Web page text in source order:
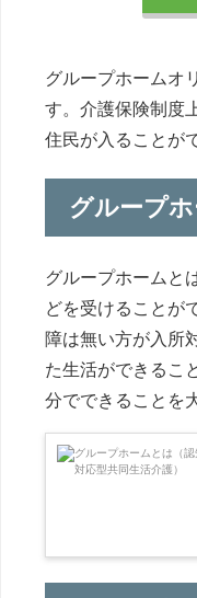
グループホームオ
す。介護保険制度
住民が入ることが
グループ
グループホームと
どを受けることが
障は無い方が入所
た生活ができるこ
分でできることを